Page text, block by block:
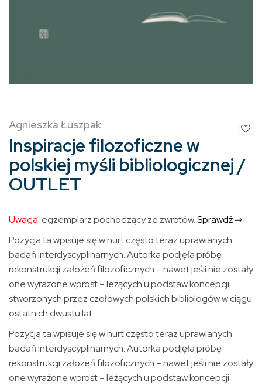
Agnieszka Łuszpak
Inspiracje filozoficzne w
polskiej myśli bibliologicznej /
OUTLET
Uwaga: egzemplarz pochodzący ze zwrotów.Sprawdź ⇒
Pozycja ta wpisuje się w nurt często teraz uprawianych
badań interdyscyplinarnych. Autorka podjęła próbę
rekonstrukcji założeń filozoficznych – nawet jeśli nie zostały
one wyrażone wprost – leżących u podstaw koncepcji
stworzonych przez czołowych polskich bibliologów w ciągu
ostatnich dwustu lat.
Pozycja ta wpisuje się w nurt często teraz uprawianych
badań interdyscyplinarnych. Autorka podjęła próbę
rekonstrukcji założeń filozoficznych – nawet jeśli nie zostały
one wyrażone wprost – leżących u podstaw koncepcji